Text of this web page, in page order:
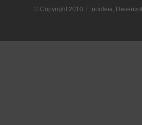
© Copyright 2010, Etnoideia,